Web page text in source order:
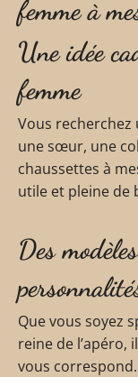
femme à
Une idée
femme
Vous
une sœur, une
chaussettes à
utile et pleine de
Des
Que vous soyez
reine de l’apéro,
vous